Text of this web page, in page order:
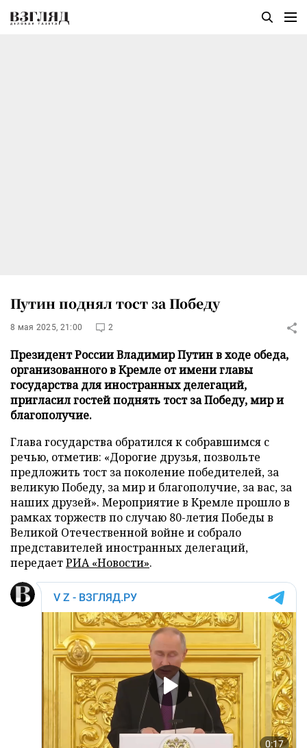
Путин поднял тост за Победу
8 мая 2025, 21:00 2
Президент России Владимир Путин в ходе обеда,
организованного в Кремле от имени главы
государства для иностранных делегаций,
пригласил гостей поднять тост за Победу, мир и
благополучие.
Глава государства обратился к собравшимся с
речью, отметив: «Дорогие друзья, позвольте
предложить тост за поколение победителей, за
великую Победу, за мир и благополучие, за вас, за
наших друзей». Мероприятие в Кремле прошло в
рамках торжеств по случаю 80-летия Победы в
Великой Отечественной войне и собрало
представителей иностранных делегаций,
передаетРИА «Новости».